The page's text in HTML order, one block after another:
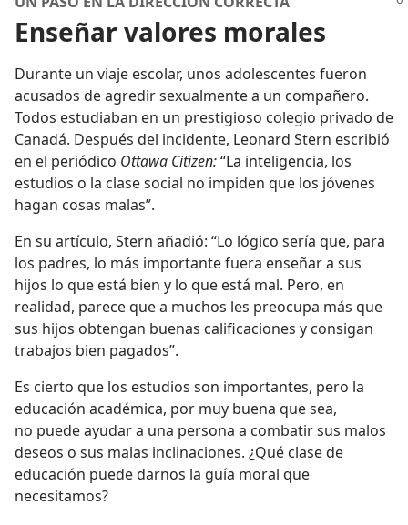
Enseñar valores morales
Durante un viaje escolar, unos adolescentes fueron
acusados de agredir sexualmente a un compañero.
Todos estudiaban en un prestigioso colegio privado de
Canadá. Después del incidente, Leonard Stern escribió
en el periódico Ottawa Citizen:“La inteligencia, los
estudios o la clase social no impiden que los jóvenes
hagan cosas malas”.
En su artículo, Stern añadió: “Lo lógico sería que, para
los padres, lo más importante fuera enseñar a sus
hijos lo que está bien y lo que está mal. Pero, en
realidad, parece que a muchos les preocupa más que
sus hijos obtengan buenas calificaciones y consigan
trabajos bien pagados”.
Es cierto que los estudios son importantes, pero la
educación académica, por muy buena que sea,
no puede ayudar a una persona a combatir sus malos
deseos o sus malas inclinaciones. ¿Qué clase de
educación puede darnos la guía moral que
necesitamos?